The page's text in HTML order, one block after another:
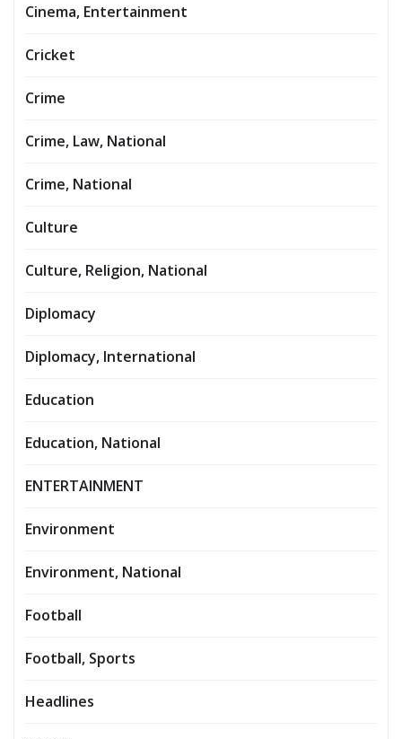
Cinema, Entertainment
Cricket
Crime
Crime, Law, National
Crime, National
Culture
Culture, Religion, National
Diplomacy
Diplomacy, International
Education
Education, National
ENTERTAINMENT
Environment
Environment, National
Football
Football, Sports
Headlines